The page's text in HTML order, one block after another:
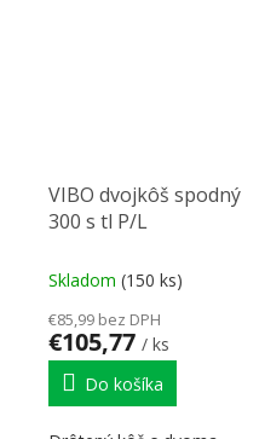
VIBO dvojkôš spodný
300 s tl P/L
Skladom (150 ks)
€85,99 bez DPH
€105,77 / ks
Do košíka